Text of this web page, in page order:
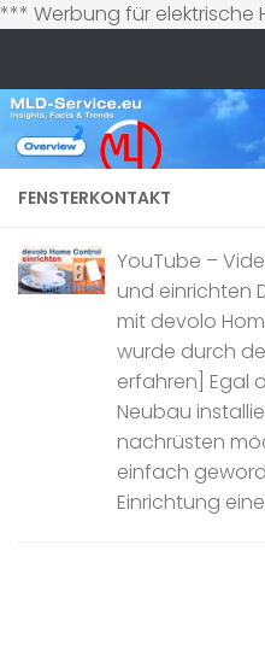
*** Werbung für elektrische
Inhalt
FENSTERKONTAKT
YouTube –
und einrichten
mit devolo
wurde durch
erfahren] Egal
Neubau
nachrüsten
einfach
Einrichtung